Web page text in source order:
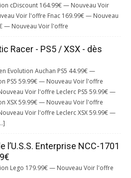
cDiscount 164.99€ — Nouveau Voir
Voir l'offre Fnac 169.99€ — Nouveau
— Nouveau Voir l'offre
Racer - PS5 / XSX - dès
Evolution Auchan PS5 44.99€ —
PS5 59.99€ — Nouveau Voir l'offre
Voir l'offre Leclerc PS5 59.99€ —
XSX 59.99€ — Nouveau Voir l'offre
Voir l'offre Leclerc XSX 59.99€ —
l’U.S.S. Enterprise NCC-1701
Lego 179.99€ — Nouveau Voir l'offre